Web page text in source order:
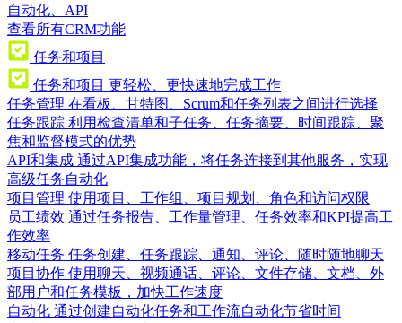
自动化、API
查看所有CRM功能
任务和项目
任务和项目 更轻松、更快速地完成工作
任务管理 在看板、甘特图、Scrum和任务列表之间进行选择
任务跟踪 利用检查清单和子任务、任务摘要、时间跟踪、聚
焦和监督模式的优势
API和集成 通过API集成功能，将任务连接到其他服务，实现
高级任务自动化
项目管理 使用项目、工作组、项目规划、角色和访问权限
员工绩效 通过任务报告、工作量管理、任务效率和KPI提高工
作效率
移动任务 任务创建、任务跟踪、通知、评论、随时随地聊天
项目协作 使用聊天、视频通话、评论、文件存储、文档、外
部用户和任务模板，加快工作速度
自动化 通过创建自动化任务和工作流自动化节省时间